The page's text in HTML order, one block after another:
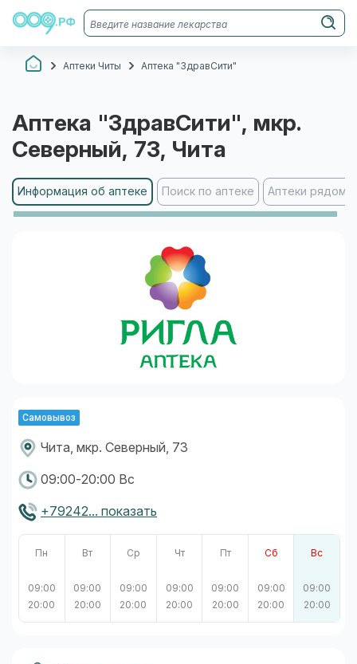
Аптеки Читы Аптека "ЗдравСити"
Аптека "ЗдравСити", мкр.
Северный, 73, Чита
Информация об аптеке Поиск по аптеке Аптеки рядом
Самовывоз
Чита, мкр. Северный, 73
09:00-20:00 Вс
+79242... показать
Пн
09:00
20:00
Вт
09:00
20:00
Ср
09:00
20:00
Чт
09:00
20:00
Пт
09:00
20:00
Сб
09:00
20:00
Вс
09:00
20:00